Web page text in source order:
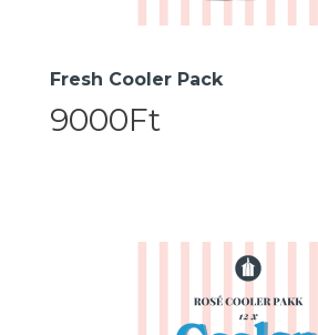
Fresh Cooler Pack
9000Ft